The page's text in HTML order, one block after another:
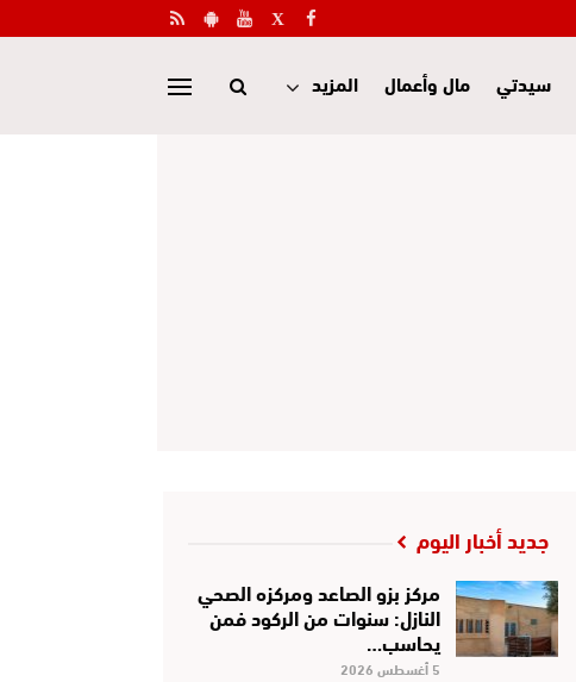
سيدتي مال وأعمال المزيد
جديد أخبار اليوم
مركز بزو الصاعد ومركزه الصحي
النازل: سنوات من الركود فمن
يحاسب…
5 أغسطس 2026